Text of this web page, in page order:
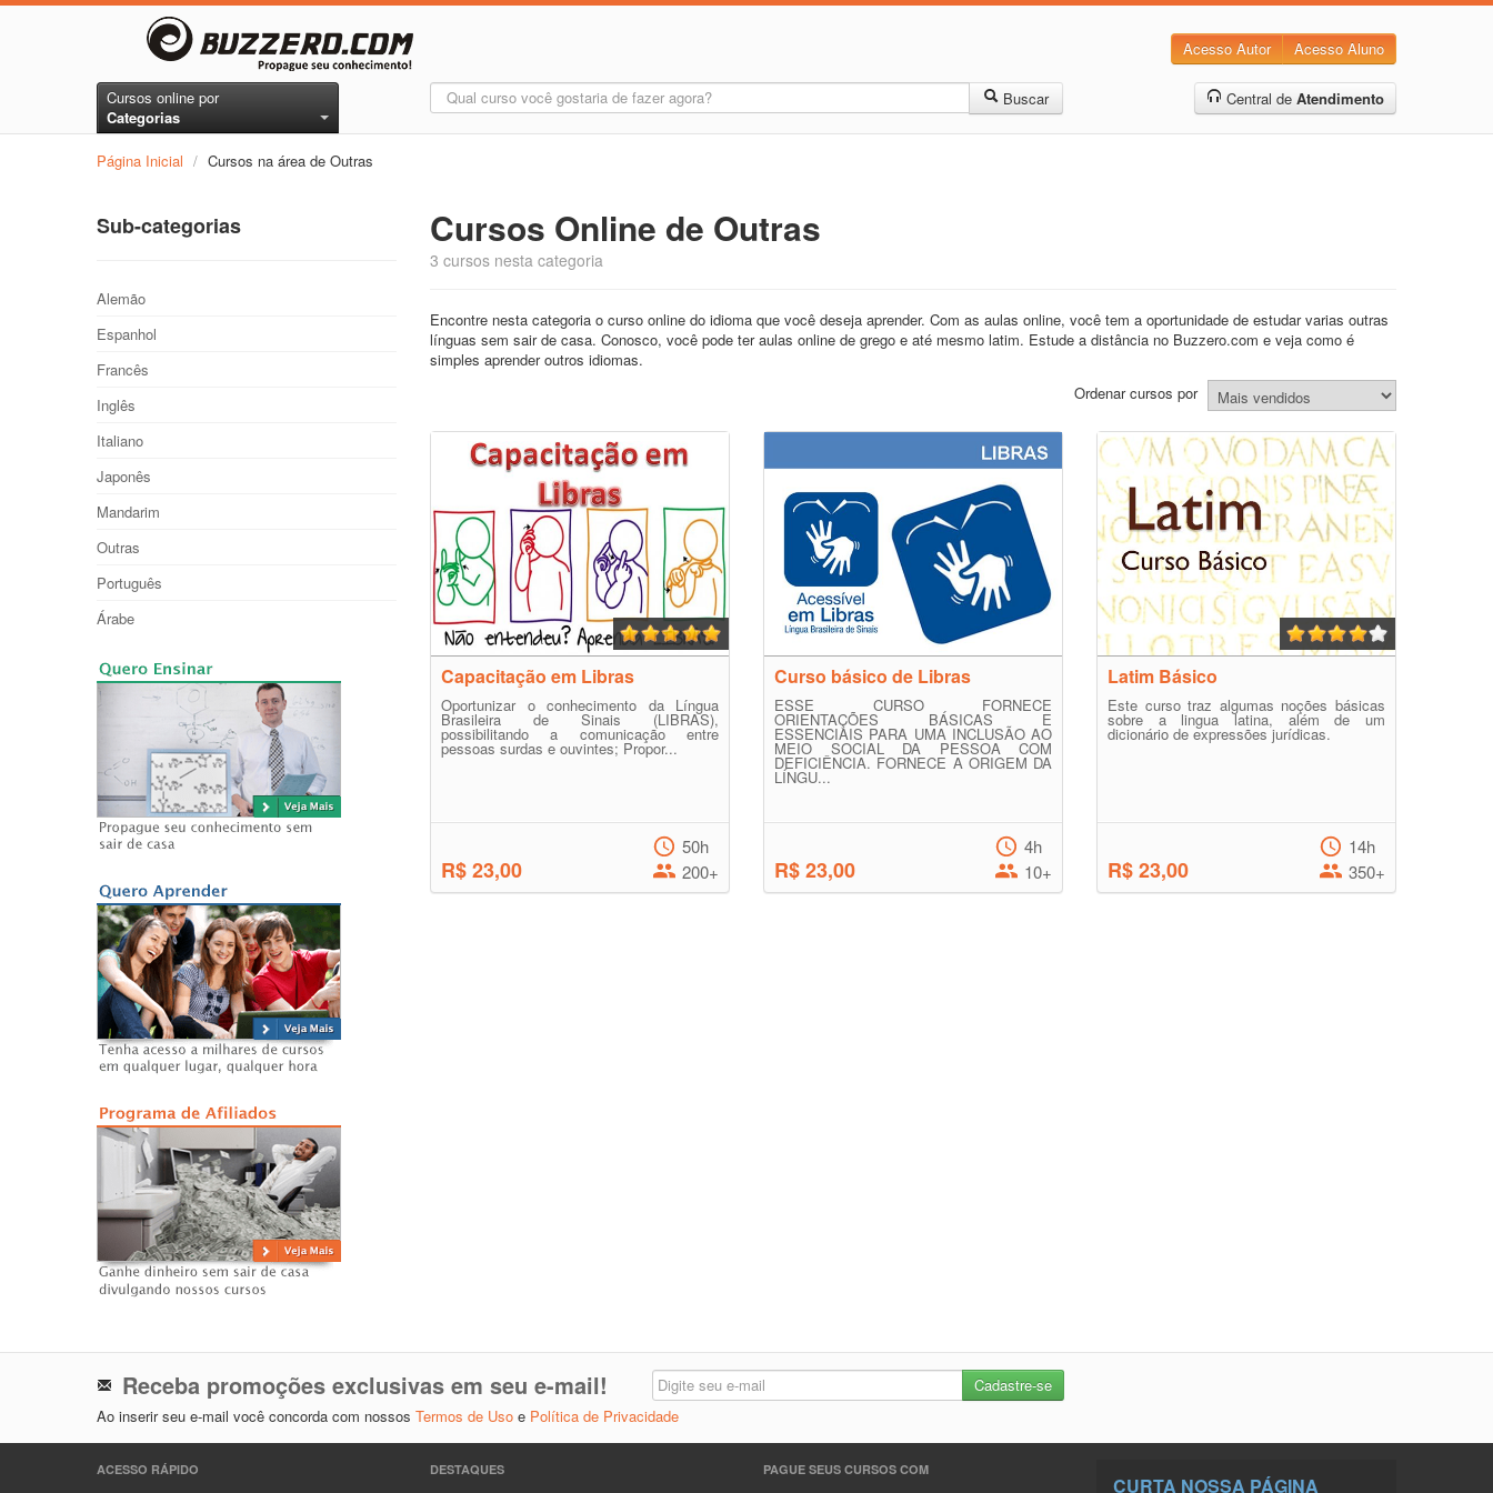
Acesso Autor Acesso Aluno
Cursos online por
Categorias
Buscar Central de Atendimento
Página Inicial / Cursos na área de Outras
Sub-categorias
Alemão
Espanhol
Francês
Inglês
Italiano
Japonês
Mandarim
Outras
Português
Árabe
Cursos Online de Outras
3 cursos nesta categoria
Encontre nesta categoria o curso online do idioma que você deseja aprender. Com as aulas online, você tem a oportunidade de estudar varias outras
línguas sem sair de casa. Conosco, você pode ter aulas online de grego e até mesmo latim. Estude a distância no Buzzero.com e veja como é
simples aprender outros idiomas.
Ordenar cursos por
Capacitação em Libras
Oportunizar o conhecimento da Língua
Brasileira de Sinais (LIBRAS),
possibilitando a comunicação entre
pessoas surdas e ouvintes; Propor...
R$ 23,00
50h
200+
Curso básico de Libras
ESSE CURSO FORNECE
ORIENTAÇÕES BÁSICAS E
ESSENCIAIS PARA UMA INCLUSÃO AO
MEIO SOCIAL DA PESSOA COM
DEFICIÊNCIA. FORNECE A ORIGEM DA
LÍNGU...
R$ 23,00
4h
10+
Latim Básico
Este curso traz algumas noções básicas
sobre a lingua latina, além de um
dicionário de expressões jurídicas.
R$ 23,00
14h
350+
Receba promoções exclusivas em seu e-mail!
Ao inserir seu e-mail você concorda com nossos Termos de Uso e Política de Privacidade
ACESSO RÁPIDO DESTAQUES PAGUE SEUS CURSOS COM
CURTA NOSSA PÁGINA